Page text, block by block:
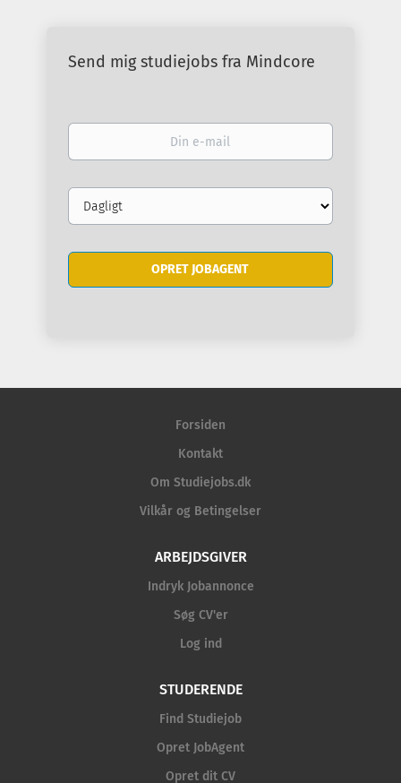
Send mig studiejobs fra Mindcore
Din
Email
frequency
Forsiden
Kontakt
Om Studiejobs.dk
Vilkår og Betingelser
ARBEJDSGIVER
Indryk Jobannonce
Søg CV'er
Log ind
STUDERENDE
Find Studiejob
Opret JobAgent
Opret dit CV